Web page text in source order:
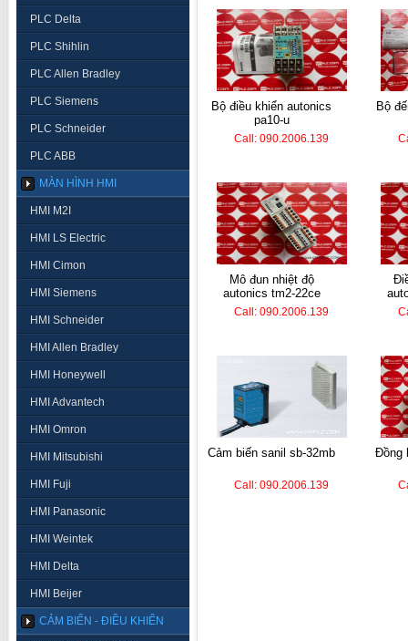
PLC Delta
PLC Shihlin
PLC Allen Bradley
PLC Siemens
PLC Schneider
PLC ABB
MÀN HÌNH HMI
HMI M2I
HMI LS Electric
HMI Cimon
HMI Siemens
HMI Schneider
HMI Allen Bradley
HMI Honeywell
HMI Advantech
HMI Omron
HMI Mitsubishi
HMI Fuji
HMI Panasonic
HMI Weintek
HMI Delta
HMI Beijer
CẢM BIẾN - ĐIỀU KHIỂN
bộ điều khiển autonics
pa10-u
Call: 090.2006.139
bộ đếm hanyoung lc7-
mô đun nhiệt độ
autonics tm2-22ce
Call: 090.2006.139
điều khiển nhiệt
cảm biến sanil sb-32mb
Call: 090.2006.139
đồng hồ nhiệt autonics